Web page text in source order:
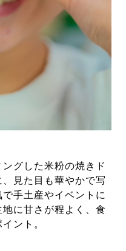
グした米粉の焼きド
見た目も華やかで写
手土産やイベントに
に甘さが程よく、食
ント。